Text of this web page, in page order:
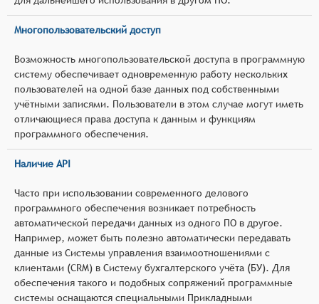
Многопользовательский доступ
Возможность многопользовательской доступа в программную
систему обеспечивает одновременную работу нескольких
пользователей на одной базе данных под собственными
учётными записями. Пользователи в этом случае могут иметь
отличающиеся права доступа к данным и функциям
программного обеспечения.
Наличие API
Часто при использовании современного делового
программного обеспечения возникает потребность
автоматической передачи данных из одного ПО в другое.
Например, может быть полезно автоматически передавать
данные из Системы управления взаимоотношениями с
клиентами (CRM) в Систему бухгалтерского учёта (БУ). Для
обеспечения такого и подобных сопряжений программные
системы оснащаются специальными Прикладными